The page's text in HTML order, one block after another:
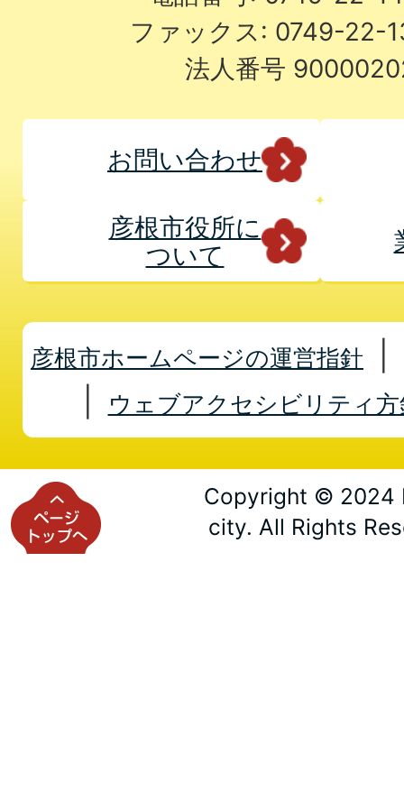
ファックス: 0749-22-
法人番号
お問い合わせ
彦根市役所に
ついて
彦根市ホームページの運営指針
ウェブアクセシビリティ方
Copyright © 2024
city. All Rights